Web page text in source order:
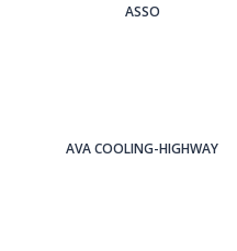
ASSO
AVA COOLING-HIGHWAY